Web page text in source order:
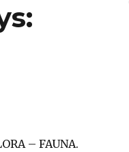
– FAUNA.